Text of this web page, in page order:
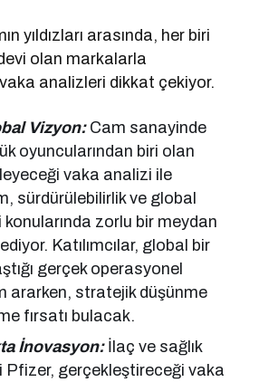
yıldızları arasında, her biri
olan markalarla
analizleri dikkat çekiyor.
Vizyon: Cam sanayinde
oyuncularından biri olan
vaka analizi ile
sürdürülebilirlik ve global
zorlu bir meydan
Katılımcılar, global bir
gerçek operasyonel
ararken, stratejik düşünme
fırsatı bulacak.
İnovasyon: İlaç ve sağlık
Pfizer, gerçekleştireceği vaka